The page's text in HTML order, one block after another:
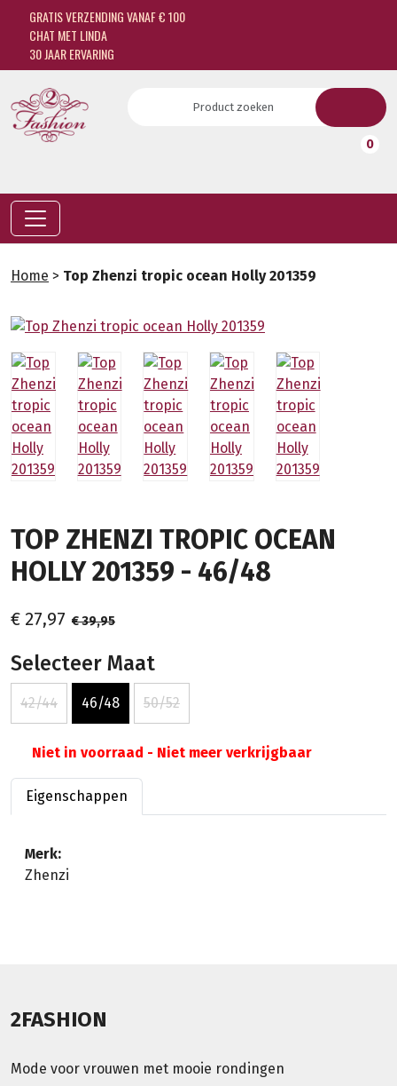
GRATIS VERZENDING VANAF € 100
CHAT MET LINDA
30 JAAR ERVARING
0
Home > Top Zhenzi tropic ocean Holly 201359
TOP ZHENZI TROPIC OCEAN
HOLLY 201359 - 46/48
€ 27,97 € 39,95
Selecteer Maat
42/44 46/48 50/52
Niet in voorraad - Niet meer verkrijgbaar
Eigenschappen
Merk:
Zhenzi
2FASHION
Mode voor vrouwen met mooie rondingen